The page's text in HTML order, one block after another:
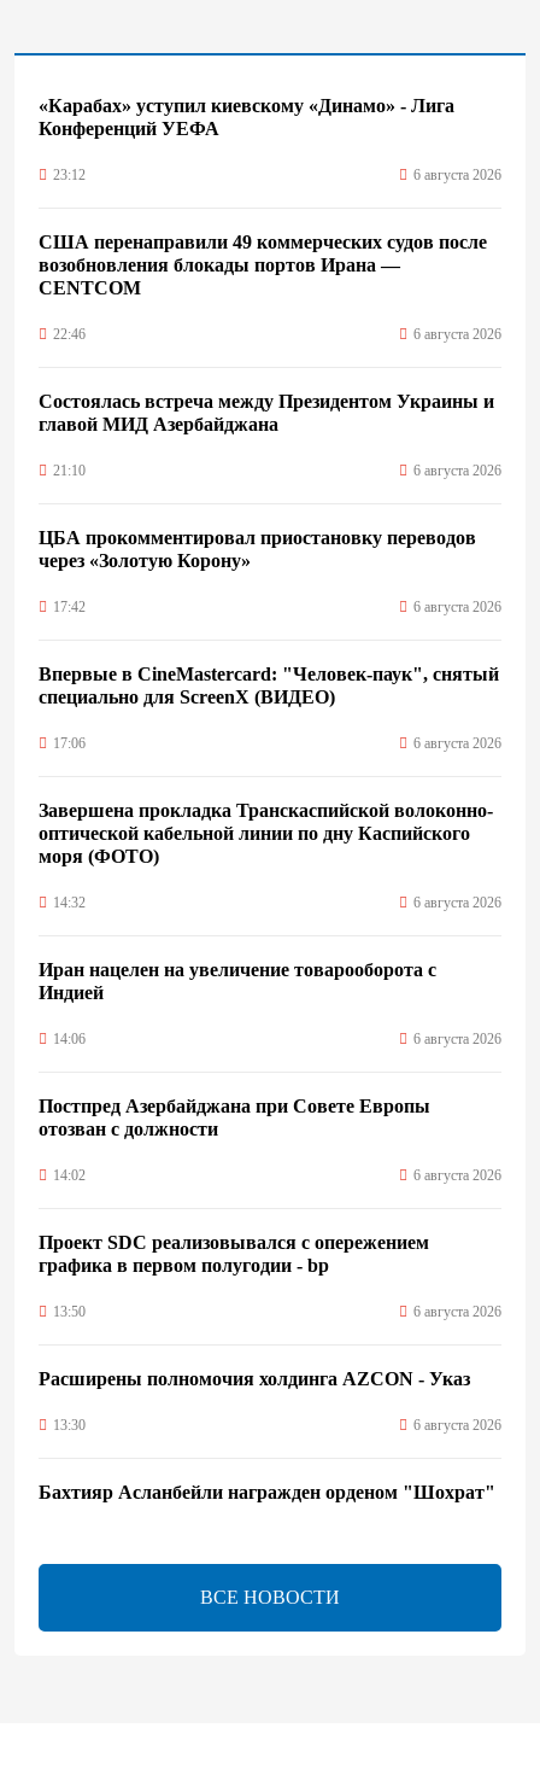
«Карабах» уступил киевскому «Динамо» - Лига
Конференций УЕФА
23:12 6 августа 2026
США перенаправили 49 коммерческих судов после
возобновления блокады портов Ирана —
CENTCOM
22:46 6 августа 2026
Состоялась встреча между Президентом Украины и
главой МИД Азербайджана
21:10 6 августа 2026
ЦБА прокомментировал приостановку переводов
через «Золотую Корону»
17:42 6 августа 2026
Впервые в CineMastercard: "Человек-паук", снятый
специально для ScreenX (ВИДЕО)
17:06 6 августа 2026
Завершена прокладка Транскаспийской волоконно-
оптической кабельной линии по дну Каспийского
моря (ФОТО)
14:32 6 августа 2026
Иран нацелен на увеличение товарооборота с
Индией
14:06 6 августа 2026
Постпред Азербайджана при Совете Европы
отозван с должности
14:02 6 августа 2026
Проект SDC реализовывался с опережением
графика в первом полугодии - bp
13:50 6 августа 2026
Расширены полномочия холдинга AZCON - Указ
13:30 6 августа 2026
Бахтияр Асланбейли награжден орденом "Шохрат"
13:26 6 августа 2026
bp о ходе строительства солнечной электростанции
ВСЕ НОВОСТИ